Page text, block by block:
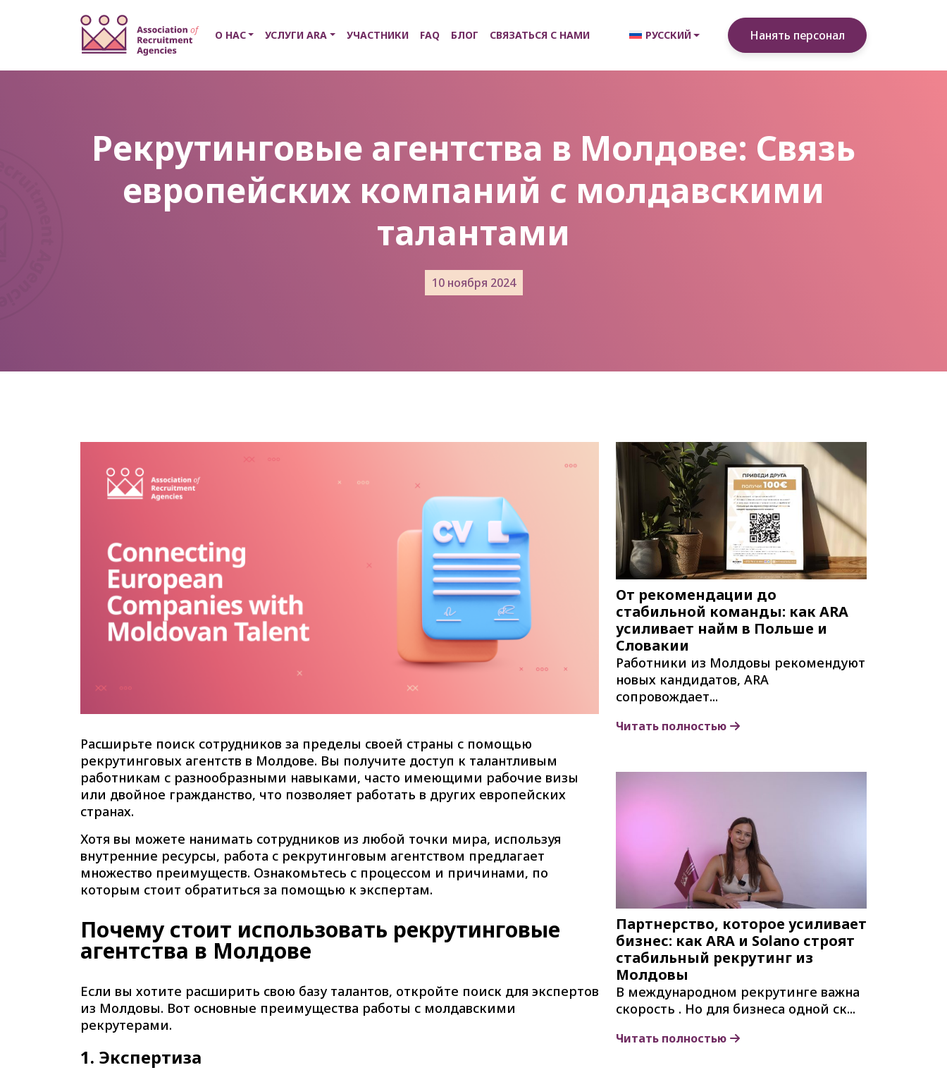
О НАС УСЛУГИ ARA УЧАСТНИКИ FAQ БЛОГ СВЯЗАТЬСЯ С НАМИ РУССКИЙ Нанять персонал
Рекрутинговые агентства в Молдове: Связь
европейских компаний с молдавскими
талантами
10 ноября 2024
Расширьте поиск сотрудников за пределы своей страны с помощью
рекрутинговых агентств в Молдове. Вы получите доступ к талантливым
работникам с разнообразными навыками, часто имеющими рабочие визы
или двойное гражданство, что позволяет работать в других европейских
странах.
Хотя вы можете нанимать сотрудников из любой точки мира, используя
внутренние ресурсы, работа с рекрутинговым агентством предлагает
множество преимуществ. Ознакомьтесь с процессом и причинами, по
которым стоит обратиться за помощью к экспертам.
Почему стоит использовать рекрутинговые
агентства в Молдове
Если вы хотите расширить свою базу талантов, откройте поиск для экспертов
из Молдовы. Вот основные преимущества работы с молдавскими
рекрутерами.
1. Экспертиза
От рекомендации до
стабильной команды: как ARA
усиливает найм в Польше и
Словакии
Работники из Молдовы рекомендуют
новых кандидатов, ARA
сопровождает...
Читать полностью
Партнерство, которое усиливает
бизнес: как ARA и Solano строят
стабильный рекрутинг из
Молдовы
В международном рекрутинге важна
скорость . Но для бизнеса одной ск...
Читать полностью